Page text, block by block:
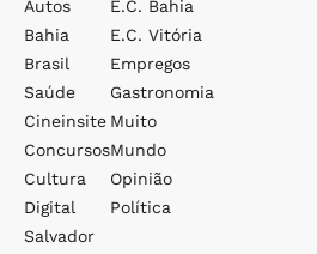
Autos
Bahia
Brasil
Saúde
Cineinsite
Concursos
Cultura
Digital
Salvador
E.c. Bahia
E.c. Vitória
Empregos
Gastronomia
Muito
Mundo
Opinião
Política